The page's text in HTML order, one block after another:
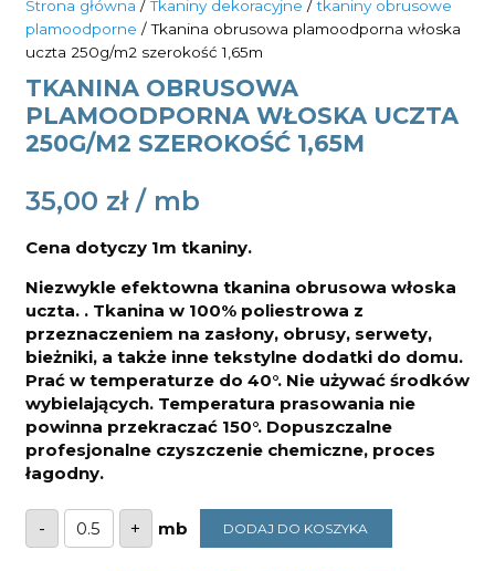
Strona główna /Tkaniny dekoracyjne /tkaniny obrusowe
plamoodporne / Tkanina obrusowa plamoodporna włoska
uczta 250g/m2 szerokość 1,65m
TKANINA OBRUSOWA
PLAMOODPORNA WŁOSKA UCZTA
250G/M2 SZEROKOŚĆ 1,65M
35,00 zł
Cena dotyczy 1m tkaniny.
Niezwykle efektowna tkanina obrusowa włoska
uczta. . Tkanina w 100% poliestrowa z
przeznaczeniem na zasłony, obrusy, serwety,
bieżniki, a także inne tekstylne dodatki do domu.
Prać w temperaturze do 40°. Nie używać środków
wybielających. Temperatura prasowania nie
powinna przekraczać 150°. Dopuszczalne
profesjonalne czyszczenie chemiczne, proces
łagodny.
-
ilość
Tkanina
obrusowa
+ DODAJ DO KOSZYKA